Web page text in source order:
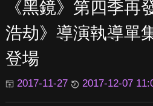
《黑鏡》第四季
浩劫》導演執導單
登場
2017-11-27 2017-12-07